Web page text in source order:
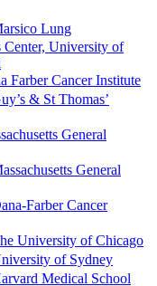
Lung
University of
Cancer Institute
& St Thomas’
General
General
Farber Cancer
University of Chicago
of Sydney
Medical School